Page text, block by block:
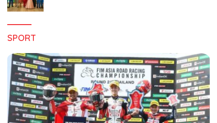
SPORT